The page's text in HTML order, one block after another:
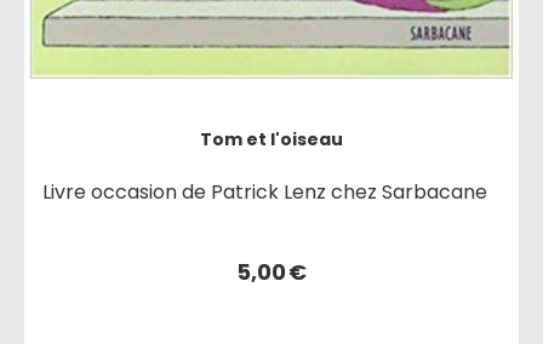
Tom et l'oiseau
Livre occasion de Patrick Lenz chez Sarbacane
5,00€